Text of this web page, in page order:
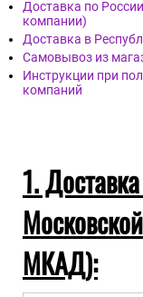
Доставка по
компании)
Доставка в
Самовывоз из
Инструкции при
компаний
1.
МКАД):